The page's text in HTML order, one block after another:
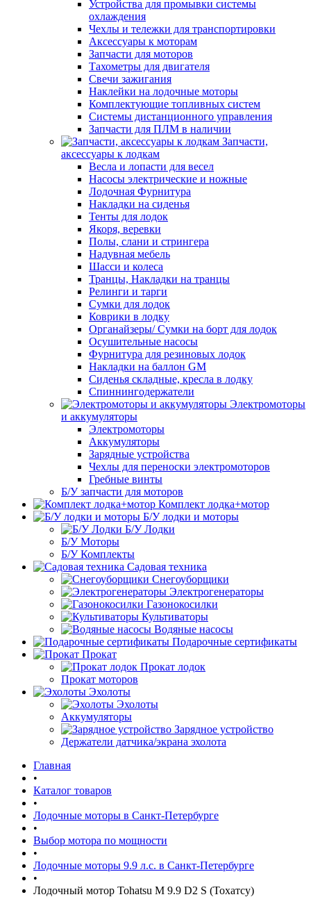
Устройства для промывки системы
охлаждения
Чехлы и тележки для транспортировки
Аксессуары к моторам
Запчасти для моторов
Тахометры для двигателя
Свечи зажигания
Наклейки на лодочные моторы
Комплектующие топливных систем
Системы дистанционного управления
Запчасти для ПЛМ в наличии
Запчасти,
аксессуары к лодкам
Весла и лопасти для весел
Насосы электрические и ножные
Лодочная Фурнитура
Накладки на сиденья
Тенты для лодок
Якоря, веревки
Полы, слани и стрингера
Надувная мебель
Шасси и колеса
Транцы, Накладки на транцы
Релинги и тарги
Сумки для лодок
Коврики в лодку
Органайзеры/ Сумки на борт для лодок
Осушительные насосы
Фурнитура для резиновых лодок
Накладки на баллон GM
Сиденья складные, кресла в лодку
Спиннингодержатели
Электромоторы
и аккумуляторы
Электромоторы
Аккумуляторы
Зарядные устройства
Чехлы для переноски электромоторов
Гребные винты
Б/У запчасти для моторов
Комплект лодка+мотор
Б/У лодки и моторы
Б/У Лодки
Б/У Моторы
Б/У Комплекты
Садовая техника
Снегоуборщики
Электрогенераторы
Газонокосилки
Культиваторы
Водяные насосы
Подарочные сертификаты
Прокат
Прокат лодок
Прокат моторов
Эхолоты
Эхолоты
Аккумуляторы
Зарядное устройство
Держатели датчика/экрана эхолота
Главная
•
Каталог товаров
•
Лодочные моторы в Санкт-Петербурге
•
Выбор мотора по мощности
•
Лодочные моторы 9.9 л.с. в Санкт-Петербурге
•
Лодочный мотор Tohatsu M 9.9 D2 S (Тохатсу)